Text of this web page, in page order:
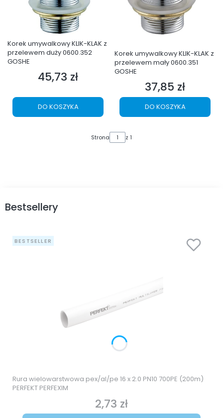
Korek umywalkowy KLIK-KLAK z
przelewem duży 0600.352
GOSHE
Cena
45,73 zł
DO KOSZYKA
Korek umywalkowy KLIK-KLAK z
przelewem mały 0600.351
GOSHE
Cena
37,85 zł
DO KOSZYKA
Strona z 1
Bestsellery
BESTSELLER
Rura wielowarstwowa pex/al/pe 16 x 2.0 PN10 700PE (200m)
PERFEKT PERFEXIM
Cena
2,73 zł